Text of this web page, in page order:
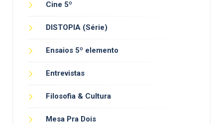
Cine 5º
DISTOPIA (Série)
Ensaios 5º elemento
Entrevistas
Filosofia & Cultura
Mesa Pra Dois